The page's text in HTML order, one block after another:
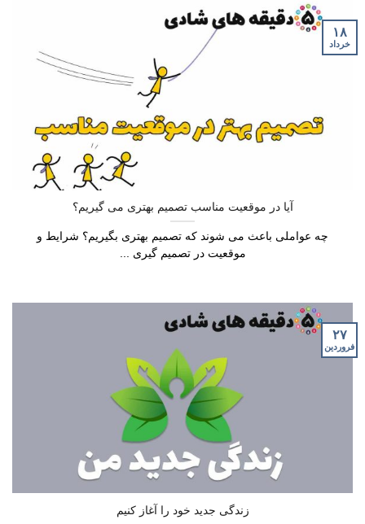
آیا در موقعیت مناسب تصمیم بهتری می گیریم؟
چه عواملی باعث می شوند که تصمیم بهتری بگیریم؟ شرایط و
موقعیت در تصمیم گیری ...
۱۸
خرداد
زندگی جدید خود را آغاز کنیم
۲۷
فروردین